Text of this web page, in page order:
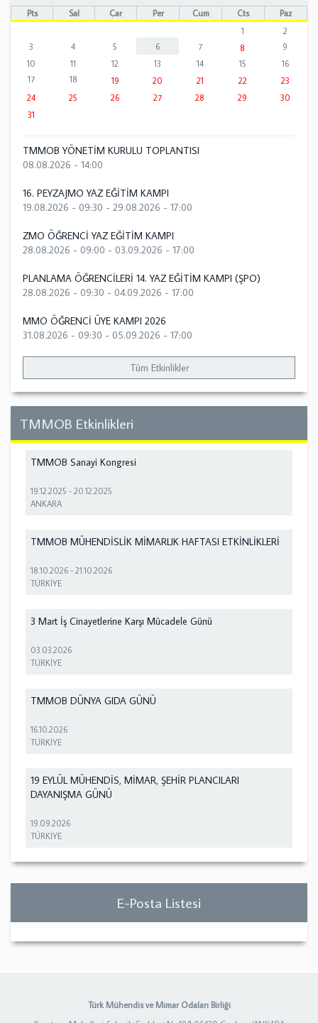
Pts Sal Çar Per Cum Cts
Paz
1
2
3
4 5 6 7 8
9
10
11 12 13 14 15
16
17
18 19 20 21 22
23
24
25 26 27 28 29
30
31
TMMOB YÖNETİM KURULU TOPLANTISI
08.08.2026 - 14:00
16. PEYZAJMO YAZ EĞİTİM KAMPI
19.08.2026 - 09:30 - 29.08.2026 - 17:00
ZMO ÖĞRENCİ YAZ EĞİTİM KAMPI
28.08.2026 - 09:00 - 03.09.2026 - 17:00
PLANLAMA ÖĞRENCİLERİ 14. YAZ EĞİTİM KAMPI (ŞPO)
28.08.2026 - 09:30 - 04.09.2026 - 17:00
MMO ÖĞRENCİ ÜYE KAMPI 2026
31.08.2026 - 09:30 - 05.09.2026 - 17:00
Tüm Etkinlikler
TMMOB Etkinlikleri
TMMOB Sanayi Kongresi
19.12.2025 -20.12.2025
ANKARA
TMMOB MÜHENDİSLİK MİMARLIK HAFTASI ETKİNLİKLERİ
18.10.2026 -21.10.2026
TÜRKİYE
3 Mart İş Cinayetlerine Karşı Mücadele Günü
03.03.2026
TÜRKİYE
TMMOB DÜNYA GIDA GÜNÜ
16.10.2026
TÜRKİYE
19 EYLÜL MÜHENDİS, MİMAR, ŞEHİR PLANCILARI
DAYANIŞMA GÜNÜ
19.09.2026
TÜRKİYE
E-Posta Listesi
Türk Mühendis ve Mimar Odaları Birliği